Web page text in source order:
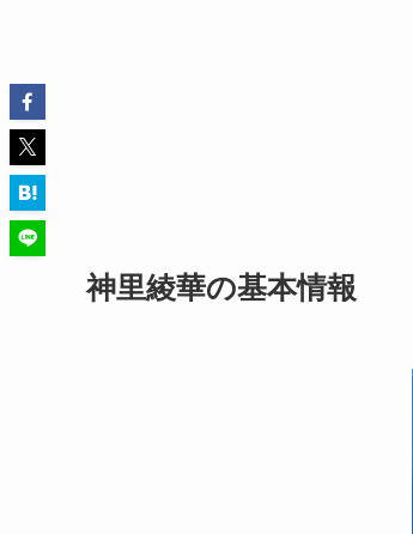
神里綾華の基本情報